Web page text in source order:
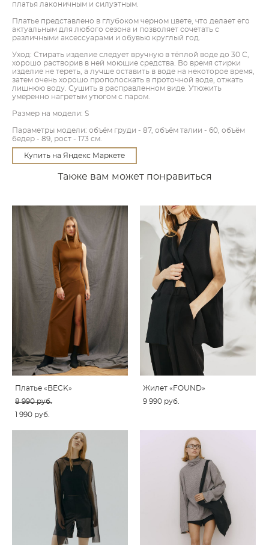
платья лаконичным и силуэтным.
Платье представлено в глубоком черном цвете, что делает его
актуальным для любого сезона и позволяет сочетать с
различными аксессуарами и обувью круглый год.
Уход: Стирать изделие следует вручную в тёплой воде до 30 C,
хорошо растворив в ней моющие средства. Во время стирки
изделие не тереть, а лучше оставить в воде на некоторое время,
затем очень хорошо прополоскать в проточной воде, отжать
лишнюю воду. Сушить в расправленном виде. Утюжить
умеренно нагретым утюгом с паром.
Размер на модели: S
Параметры модели: объём груди - 87, объём талии - 60, объём
бедер - 89, рост - 173 см.
Купить на Яндекс Маркете
Также вам может понравиться
Платье «BECK»
8 990 pуб.
1 990 pуб.
Жилет «FOUND»
9 990 pуб.